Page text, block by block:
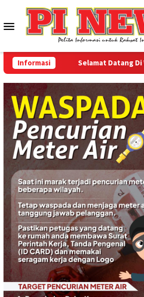
konten
Menu
Mobile
Informasi Selamat Datang Di